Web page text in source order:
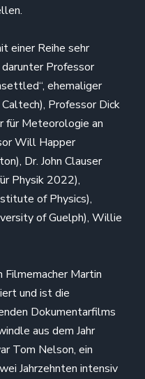
einer Reihe sehr
Professor
ehemaliger
Professor Dick
für Meteorologie an
Will Happer
Dr. John Clauser
Physik 2022),
of Physics),
of Guelph), Willie
Filmemacher Martin
und ist die
Dokumentarfilms
aus dem Jahr
Tom Nelson, ein
Jahrzehnten intensiv